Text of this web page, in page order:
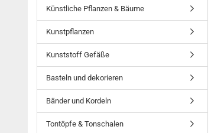
Künstliche Pflanzen & Bäume
Kunstpflanzen
Kunststoff Gefäße
Basteln und dekorieren
Bänder und Kordeln
Tontöpfe & Tonschalen